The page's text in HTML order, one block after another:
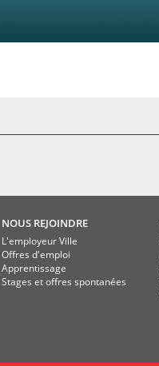
NOUS REJOINDRE
L'employeur Ville
Offres d'emploi
Apprentissage
Stages et offres spontanées